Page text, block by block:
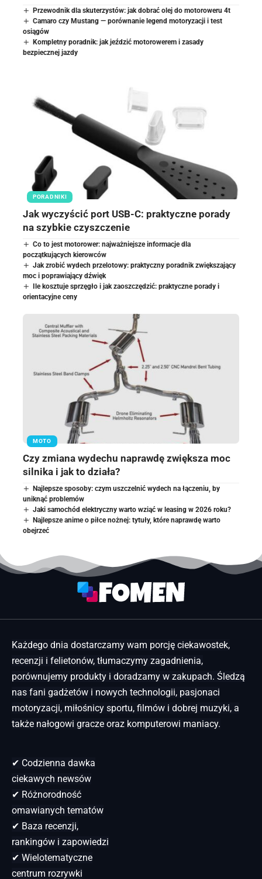
Przewodnik dla skuterzystów: jak dobrać olej do motoroweru 4t
Camaro czy Mustang — porównanie legend motoryzacji i test
osiągów
Kompletny poradnik: jak jeździć motorowerem i zasady
bezpiecznej jazdy
PORADNIKI
Jak wyczyścić port USB-C: praktyczne porady
na szybkie czyszczenie
Co to jest motorower: najważniejsze informacje dla
początkujących kierowców
Jak zrobić wydech przelotowy: praktyczny poradnik zwiększający
moc i poprawiający dźwięk
Ile kosztuje sprzęgło i jak zaoszczędzić: praktyczne porady i
orientacyjne ceny
MOTO
Czy zmiana wydechu naprawdę zwiększa moc
silnika i jak to działa?
Najlepsze sposoby: czym uszczelnić wydech na łączeniu, by
uniknąć problemów
Jaki samochód elektryczny warto wziąć w leasing w 2026 roku?
Najlepsze anime o piłce nożnej: tytuły, które naprawdę warto
obejrzeć
Każdego dnia dostarczamy wam porcję ciekawostek,
recenzji i felietonów, tłumaczymy zagadnienia,
porównujemy produkty i doradzamy w zakupach. Śledzą
nas fani gadżetów i nowych technologii, pasjonaci
motoryzacji, miłośnicy sportu, filmów i dobrej muzyki, a
także nałogowi gracze oraz komputerowi maniacy.
✔ Codzienna dawka
ciekawych newsów
✔ Różnorodność
omawianych tematów
✔ Baza recenzji,
rankingów i zapowiedzi
✔ Wielotematyczne
centrum rozrywki